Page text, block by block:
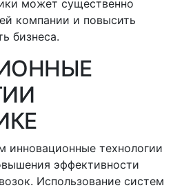
может существенно
компании и повысить
бизнеса.
инновационные технологии
эффективности
Использование систем